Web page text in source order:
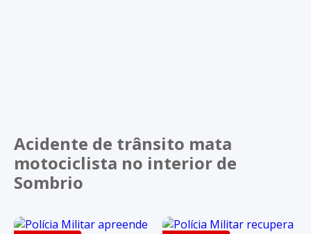
Acidente de trânsito mata
motociclista no interior de
Sombrio